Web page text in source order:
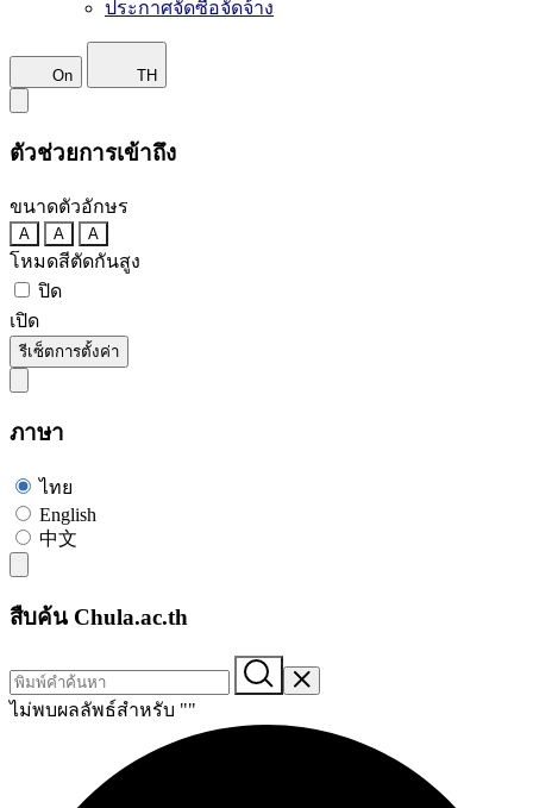
ประกาศจัดซื้อจัดจ้าง
On TH
ตัวช่วยการเข้าถึง
ขนาดตัวอักษร
A A A
โหมดสีตัดกันสูง
ปิด
เปิด
รีเซ็ตการตั้งค่า
ภาษา
ไทย
English
中文
สืบค้น Chula.ac.th
ไม่พบผลลัพธ์สำหรับ ""